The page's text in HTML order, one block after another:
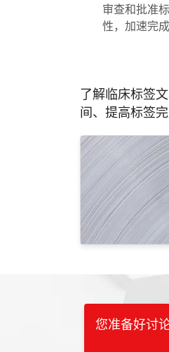
审查和批准
性，加速完
了解临床标签
间、提高标签
您准备好讨